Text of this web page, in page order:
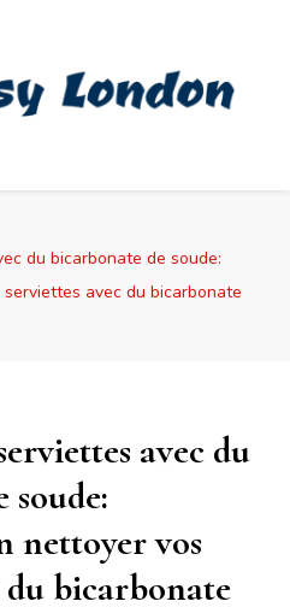
du bicarbonate de soude:
avec du bicarbonate
avec du
soude:
nettoyer vos
du bicarbonate